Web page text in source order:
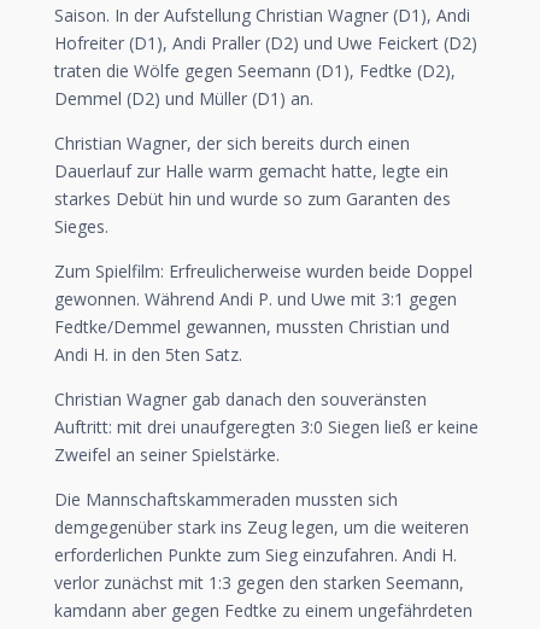
Saison. In der Aufstellung Christian Wagner (D1), Andi
Hofreiter (D1), Andi Praller (D2) und Uwe Feickert (D2)
traten die Wölfe gegen Seemann (D1), Fedtke (D2),
Demmel (D2) und Müller (D1) an.
Christian Wagner, der sich bereits durch einen
Dauerlauf zur Halle warm gemacht hatte, legte ein
starkes Debüt hin und wurde so zum Garanten des
Sieges.
Zum Spielfilm: Erfreulicherweise wurden beide Doppel
gewonnen. Während Andi P. und Uwe mit 3:1 gegen
Fedtke/Demmel gewannen, mussten Christian und
Andi H. in den 5ten Satz.
Christian Wagner gab danach den souveränsten
Auftritt: mit drei unaufgeregten 3:0 Siegen ließ er keine
Zweifel an seiner Spielstärke.
Die Mannschaftskammeraden mussten sich
demgegenüber stark ins Zeug legen, um die weiteren
erforderlichen Punkte zum Sieg einzufahren. Andi H.
verlor zunächst mit 1:3 gegen den starken Seemann,
kamdann aber gegen Fedtke zu einem ungefährdeten